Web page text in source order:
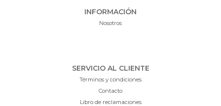
INFORMACIÓN
Nosotros
SERVICIO AL CLIENTE
Términos y condiciones
Contacto
Libro de reclamaciones